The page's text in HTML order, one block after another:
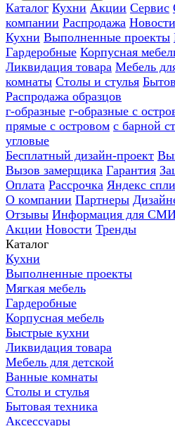
Каталог Кухни Акции Сервис
компании Распродажа Новости
Кухни Выполненные проекты
Гардеробные Корпусная
Ликвидация товара Мебель
комнаты Столы и стулья
Распродажа образцов
г-образные г-образные с
прямые с островом с барной
угловые
Бесплатный дизайн-проект
Вызов замерщика Гарантия
Оплата Рассрочка Яндекс
О компании Партнеры
Отзывы Информация для
Акции Новости Тренды
Каталог
Кухни
Выполненные проекты
Мягкая мебель
Гардеробные
Корпусная мебель
Быстрые кухни
Ликвидация товара
Мебель для детской
Ванные комнаты
Столы и стулья
Бытовая техника
Аксессуары